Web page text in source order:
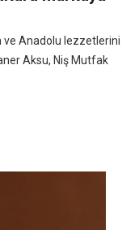
ve Anadolu lezzetlerini
Aksu, Niş Mutfak